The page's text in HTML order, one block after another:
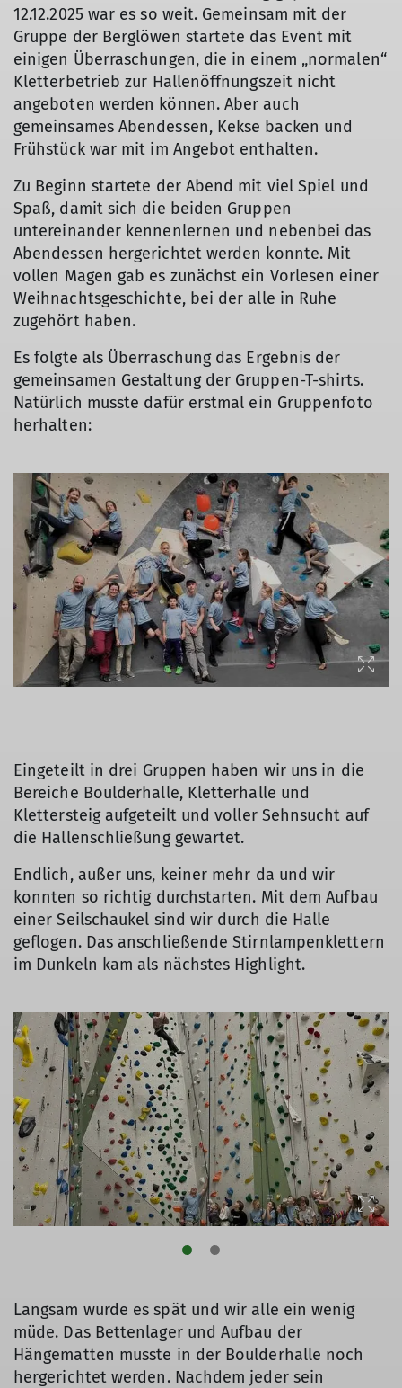
12.12.2025 war es so weit. Gemeinsam mit der
Gruppe der Berglöwen startete das Event mit
einigen Überraschungen, die in einem „normalen“
Kletterbetrieb zur Hallenöffnungszeit nicht
angeboten werden können. Aber auch
gemeinsames Abendessen, Kekse backen und
Frühstück war mit im Angebot enthalten.
Zu Beginn startete der Abend mit viel Spiel und
Spaß, damit sich die beiden Gruppen
untereinander kennenlernen und nebenbei das
Abendessen hergerichtet werden konnte. Mit
vollen Magen gab es zunächst ein Vorlesen einer
Weihnachtsgeschichte, bei der alle in Ruhe
zugehört haben.
Es folgte als Überraschung das Ergebnis der
gemeinsamen Gestaltung der Gruppen-T-shirts.
Natürlich musste dafür erstmal ein Gruppenfoto
herhalten:
Eingeteilt in drei Gruppen haben wir uns in die
Bereiche Boulderhalle, Kletterhalle und
Klettersteig aufgeteilt und voller Sehnsucht auf
die Hallenschließung gewartet.
Endlich, außer uns, keiner mehr da und wir
konnten so richtig durchstarten. Mit dem Aufbau
einer Seilschaukel sind wir durch die Halle
geflogen. Das anschließende Stirnlampenklettern
im Dunkeln kam als nächstes Highlight.
Langsam wurde es spät und wir alle ein wenig
müde. Das Bettenlager und Aufbau der
Hängematten musste in der Boulderhalle noch
hergerichtet werden. Nachdem jeder sein